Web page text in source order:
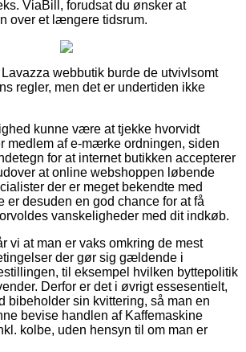
ViaBill, forudsat du ønsker at
over et længere tidsrum.
webbutik burde de utvivlsomt
regler, men det er undertiden ikke
kunne være at tjekke hvorvidt
medlem af e-mærke ordningen, siden
for at internet butikken accepterer
at online webshoppen løbende
der er meget bekendte med
er desuden en god chance for at få
vanskeligheder med dit indkøb.
vi at man er vaks omkring de mest
der gør sig gældende i
til eksempel hvilken byttepolitik
Derfor er det i øvrigt essesentielt,
bibeholder sin kvittering, så man en
bevise handlen af Kaffemaskine
kolbe, uden hensyn til om man er